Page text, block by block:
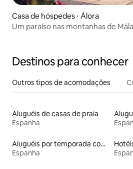
Casa de hóspedes ⋅ Álora
Um paraíso nas montanhas de
Destinos para conhecer
Outros tipos de acomodações
Aluguéis de casas de praia
Espanha
Aluguéis por temporada com café da manhã
Espanha